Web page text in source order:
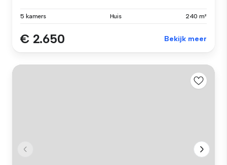
5 kamers Huis 240 m²
€ 2.650 Bekijk meer